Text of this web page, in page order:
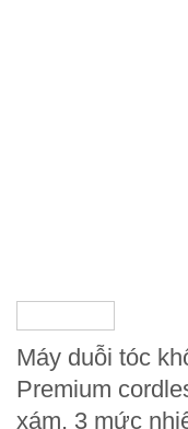
Máy duỗi tóc
Premium
xám, 3 mức